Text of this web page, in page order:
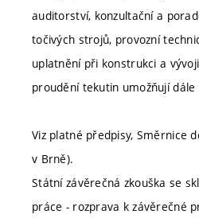
auditorství, konzultační a
točivých strojů, provozní
uplatnění při konstrukci a
proudění tekutin umožňují
Viz platné předpisy, Směrnice
v Brně).
Státní závěrečná zkouška se
práce - rozprava k závěrečné